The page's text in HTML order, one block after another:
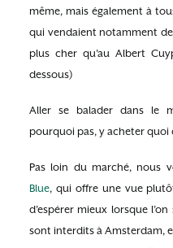
même, mais également à
qui vendaient notamment
plus cher qu’au Albert
dessous)
Aller se balader dans le
pourquoi pas, y acheter
Pas loin du marché, nous
Blue, qui offre une vue
d’espérer mieux lorsque
sont interdits à Amsterdam,